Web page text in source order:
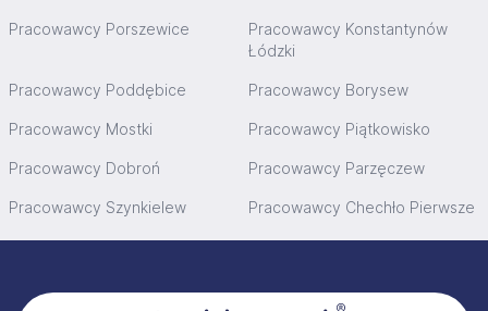
Pracowawcy Porszewice
Pracowawcy Konstantynów
Łódzki
Pracowawcy Poddębice Pracowawcy Borysew
Pracowawcy Mostki Pracowawcy Piątkowisko
Pracowawcy Dobroń Pracowawcy Parzęczew
Pracowawcy Szynkielew Pracowawcy Chechło Pierwsze